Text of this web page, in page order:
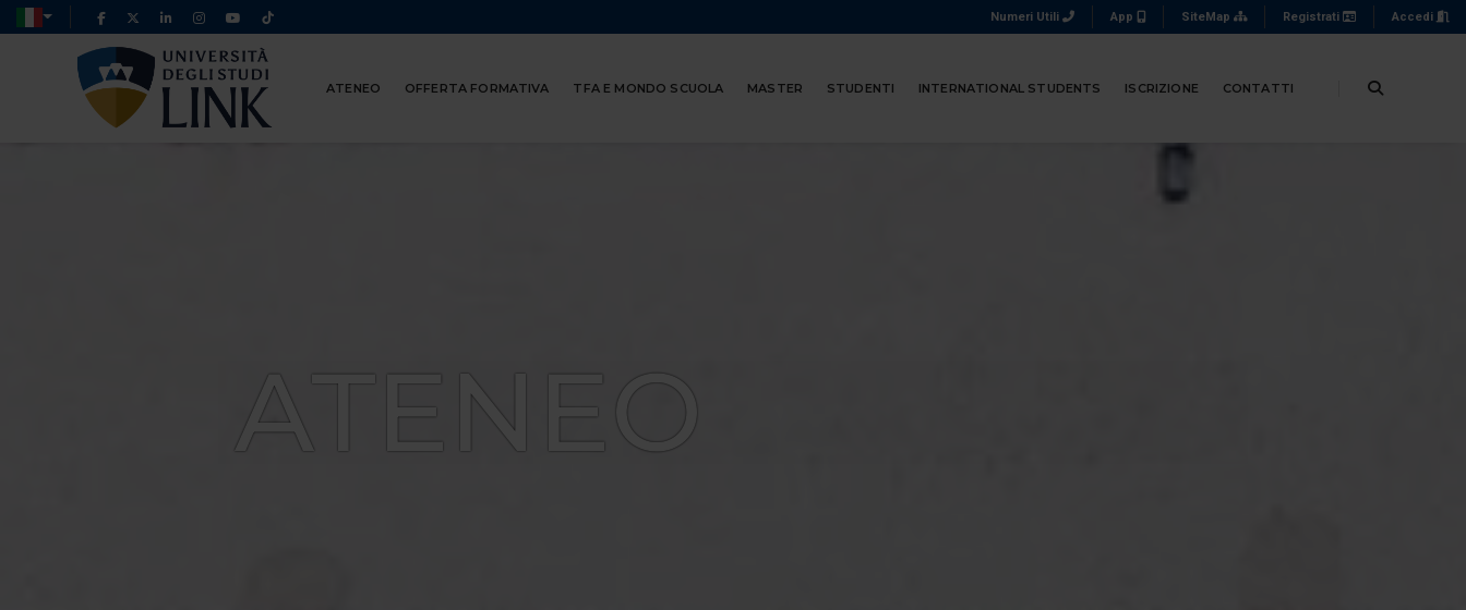
Numeri Utili App SiteMap Registrati Accedi
ATENEO OFFERTA FORMATIVA TFA E MONDO SCUOLA MASTER STUDENTI INTERNATIONAL STUDENTS ISCRIZIONE CONTATTI
ATENEO